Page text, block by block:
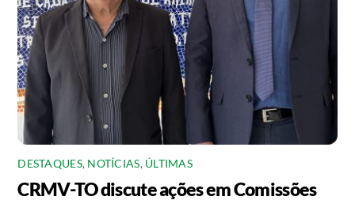
DESTAQUES, NOTÍCIAS, ÚLTIMAS
CRMV-TO discute ações em Comissões